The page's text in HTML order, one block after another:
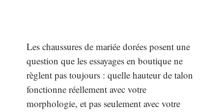
Les chaussures de mariée dorées posent une
question que les essayages en boutique ne
règlent pas toujours : quelle hauteur de talon
fonctionne réellement avec votre
morphologie, et pas seulement avec votre